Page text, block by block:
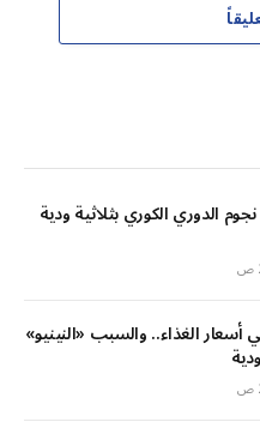
الدوري الكوري بثلاثية ودية
الغذاء.. والسبب «النينيو»